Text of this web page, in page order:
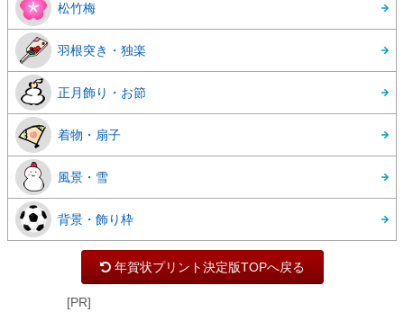
松竹梅
羽根突き・独楽
正月飾り・お節
着物・扇子
風景・雪
背景・飾り枠
年賀状プリント決定版TOPへ戻る
[PR]